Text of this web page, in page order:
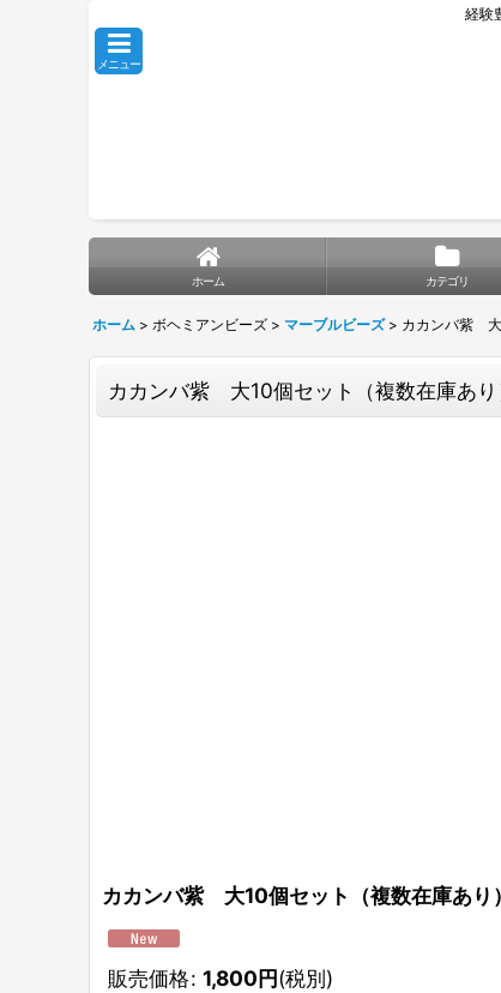
経験
メニュー
ホーム カテゴリ
ホーム > ボヘミアンビーズ > マーブルビーズ > カカンバ紫 大
カカンバ紫 大10個セット（複数在庫あり
カカンバ紫 大10個セット（複数在庫あり）
販売価格: 1,800円(税別)